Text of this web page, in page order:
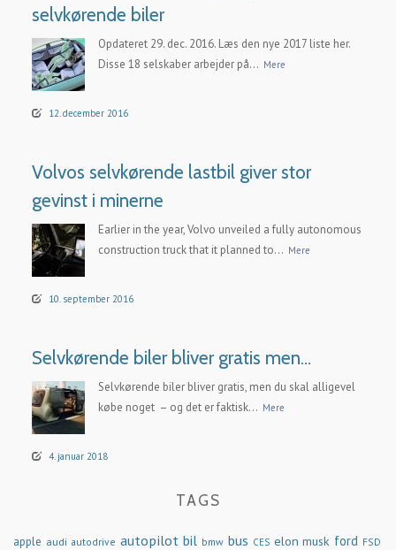
selvkørende biler
Opdateret 29. dec. 2016. Læs den nye 2017 liste her.
Disse 18 selskaber arbejder på... Mere
12. december 2016
Volvos selvkørende lastbil giver stor
gevinst i minerne
Earlier in the year, Volvo unveiled a fully autonomous
construction truck that it planned to... Mere
10. september 2016
Selvkørende biler bliver gratis men…
Selvkørende biler bliver gratis, men du skal alligevel
købe noget – og det er faktisk... Mere
4. januar 2018
TAGS
apple audi autodrive autopilot bil bmw bus CES elon musk ford FSD